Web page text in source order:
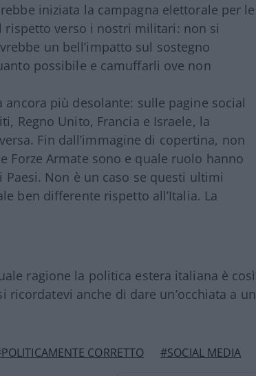
iniziata la campagna elettorale per le
rispetto verso i nostri militari: non si
un bell’impatto sul sostegno
possibile e camuffarli ove non
più desolante: sulle pagine social
Regno Unito, Francia e Israele, la
Fin dall’immagine di copertina, non
Forze Armate sono e quale ruolo hanno
Non è un caso se questi ultimi
ben differente rispetto all’Italia. La
ragione la politica estera italiana è così
anche di dare un’occhiata a un
CORRETTO #SOCIAL MEDIA